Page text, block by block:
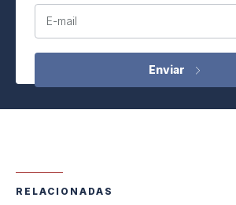
E-mail
RELACIONADAS